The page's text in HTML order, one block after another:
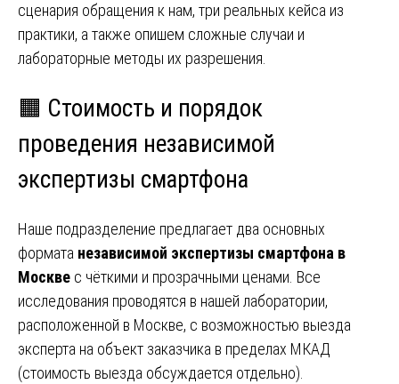
сценария обращения к нам, три реальных кейса из
практики, а также опишем сложные случаи и
лабораторные методы их разрешения.
🟧 Стоимость и порядок
проведения независимой
экспертизы смартфона
Наше подразделение предлагает два основных
формата независимой экспертизы смартфона в
Москве с чёткими и прозрачными ценами. Все
исследования проводятся в нашей лаборатории,
расположенной в Москве, с возможностью выезда
эксперта на объект заказчика в пределах МКАД
(стоимость выезда обсуждается отдельно).